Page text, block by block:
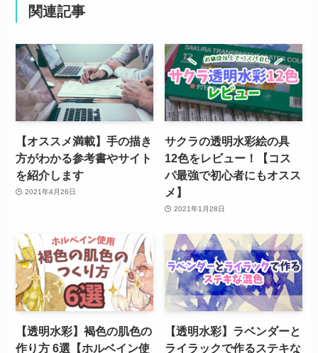
関連記事
【オススメ満載】手の描き
方がわかる参考書やサイト
を紹介します
2021年4月26日
サクラの透明水彩絵の具
12色をレビュー！【コス
パ最強で初心者にもオスス
メ】
2021年1月28日
【透明水彩】褐色の肌色の
作り方 6選【ホルベイン使
【透明水彩】ラベンダーと
ライラックで作るステキな